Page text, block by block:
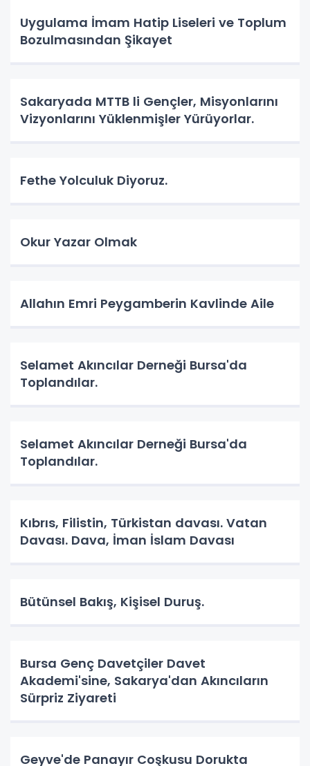
Uygulama İmam Hatip Liseleri ve Toplum
Bozulmasından Şikayet
Sakaryada MTTB li Gençler, Misyonlarını
Vizyonlarını Yüklenmişler Yürüyorlar.
Fethe Yolculuk Diyoruz.
Okur Yazar Olmak
Allahın Emri Peygamberin Kavlinde Aile
Selamet Akıncılar Derneği Bursa'da
Toplandılar.
Selamet Akıncılar Derneği Bursa'da
Toplandılar.
Kıbrıs, Filistin, Türkistan davası. Vatan
Davası. Dava, İman İslam Davası
Bütünsel Bakış, Kişisel Duruş.
Bursa Genç Davetçiler Davet
Akademi'sine, Sakarya'dan Akıncıların
Sürpriz Ziyareti
Geyve'de Panayır Coşkusu Dorukta